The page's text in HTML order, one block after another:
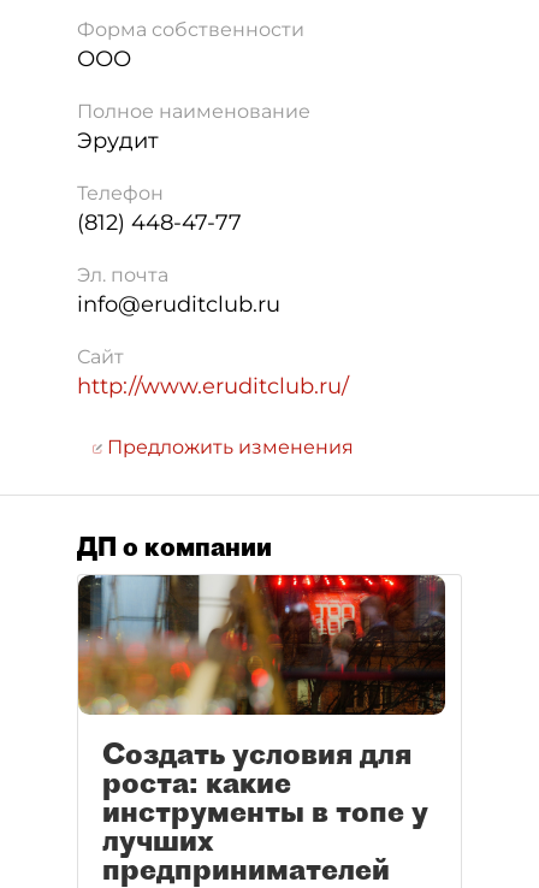
Форма собственности
ООО
Полное наименование
Эрудит
Телефон
(812) 448-47-77
Эл. почта
info@eruditclub.ru
Сайт
http://www.eruditclub.ru/
Предложить изменения
ДП о компании
Создать условия для
роста: какие
инструменты в топе у
лучших
предпринимателей